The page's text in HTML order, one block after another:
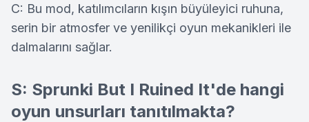
C: Bu mod, katılımcıların kışın büyüleyici ruhuna,
serin bir atmosfer ve yenilikçi oyun mekanikleri ile
dalmalarını sağlar.
S: Sprunki But I Ruined It'de hangi
oyun unsurları tanıtılmakta?